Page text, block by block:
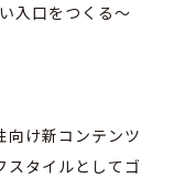
入口をつくる〜
向け新コンテンツ
スタイルとしてゴ